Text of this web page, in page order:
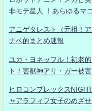
非モテ星人 ！あらゆるマ
アニゲタレスト（元祖！
ナベ的まとめ速報
ユカ・ヨネッフル！初老
ト！害獣神アリ・ガー被
ヒロコンプレックス
ャアラフィフ女子のめざ